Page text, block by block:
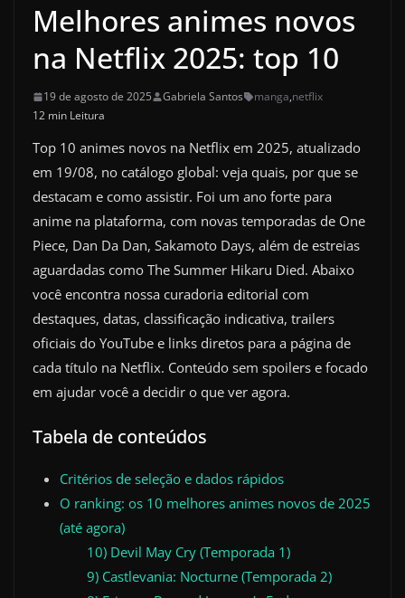
Melhores animes novos
na Netflix 2025: top 10
19 de agosto de 2025 Gabriela Santos manga,netflix
12 min Leitura
Top 10 animes novos na Netflix em 2025, atualizado
em 19/08, no catálogo global: veja quais, por que se
destacam e como assistir. Foi um ano forte para
anime na plataforma, com novas temporadas de One
Piece, Dan Da Dan, Sakamoto Days, além de estreias
aguardadas como The Summer Hikaru Died. Abaixo
você encontra nossa curadoria editorial com
destaques, datas, classificação indicativa, trailers
oficiais do YouTube e links diretos para a página de
cada título na Netflix. Conteúdo sem spoilers e focado
em ajudar você a decidir o que ver agora.
Tabela de conteúdos
Critérios de seleção e dados rápidos
O ranking: os 10 melhores animes novos de 2025
(até agora)
10) Devil May Cry (Temporada 1)
9) Castlevania: Nocturne (Temporada 2)